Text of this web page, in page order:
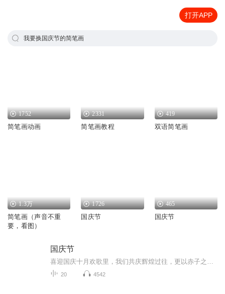
打开APP
我要换国庆节的简笔画
1752
简笔画动画
2331
简笔画教程
419
双语简笔画
1.3万
简笔画（声音不重
要，看图）
1726
国庆节
465
国庆节
国庆节
20 4542